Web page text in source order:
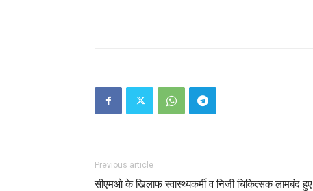
Previous article
सीएमओ के खिलाफ स्वास्थ्यकर्मी व निजी चिकित्सक लामबंद हुए